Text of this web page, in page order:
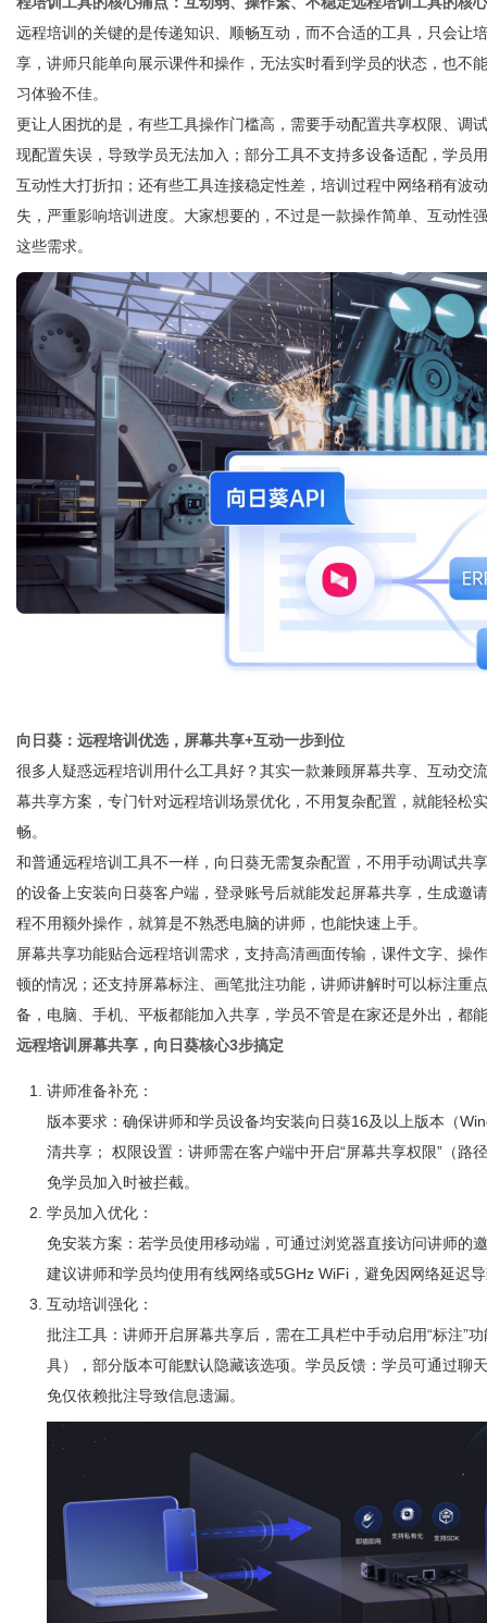
远程培训的关键的是传递知识、顺畅互动，而不合适的工具，只会让
享，讲师只能单向展示课件和操作，无法实时看到学员的状态，也不
习体验不佳。
更让人困扰的是，有些工具操作门槛高，需要手动配置共享权限、调
现配置失误，导致学员无法加入；部分工具不支持多设备适配，学员
互动性大打折扣；还有些工具连接稳定性差，培训过程中网络稍有波
失，严重影响培训进度。大家想要的，不过是一款操作简单、互动性
这些需求。
向日葵：远程培训优选，屏幕共享+互动一步到位
很多人疑惑远程培训用什么工具好？其实一款兼顾屏幕共享、互动交
幕共享方案，专门针对远程培训场景优化，不用复杂配置，就能轻松
畅。
和普通远程培训工具不一样，向日葵无需复杂配置，不用手动调试共
的设备上安装向日葵客户端，登录账号后就能发起屏幕共享，生成邀
程不用额外操作，就算是不熟悉电脑的讲师，也能快速上手。
屏幕共享功能贴合远程培训需求，支持高清画面传输，课件文字、操
顿的情况；还支持屏幕标注、画笔批注功能，讲师讲解时可以标注重
备，电脑、手机、平板都能加入共享，学员不管是在家还是外出，都
远程培训屏幕共享，向日葵核心3步搞定
讲师准备补充：
版本要求：确保讲师和学员设备均安装向日葵16及以上版本（
清共享； 权限设置：讲师需在客户端中开启“屏幕共享权限”（
免学员加入时被拦截。
学员加入优化：
免安装方案：若学员使用移动端，可通过浏览器直接访问讲师的
建议讲师和学员均使用有线网络或5GHz WiFi，避免因网络延迟
互动培训强化：
批注工具：讲师开启屏幕共享后，需在工具栏中手动启用“标注
具），部分版本可能默认隐藏该选项。学员反馈：学员可通过聊
免仅依赖批注导致信息遗漏。